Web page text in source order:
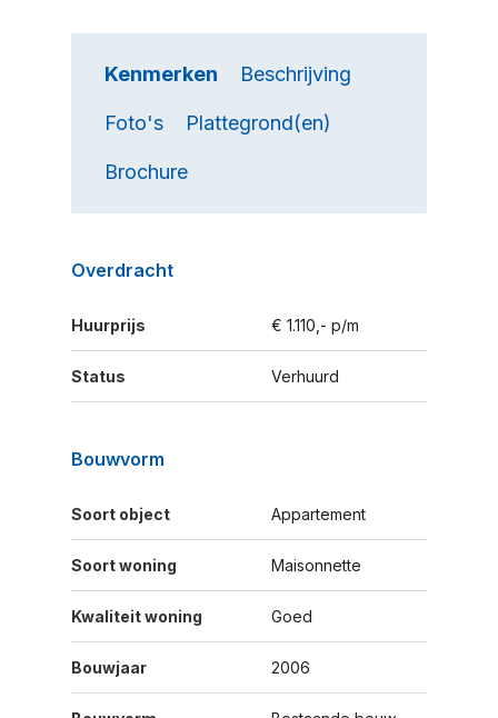
Kenmerken Beschrijving
Foto's Plattegrond(en)
Brochure
Overdracht
Huurprijs € 1.110,- p/m
Status Verhuurd
Bouwvorm
Soort object Appartement
Soort woning Maisonnette
Kwaliteit woning Goed
Bouwjaar 2006